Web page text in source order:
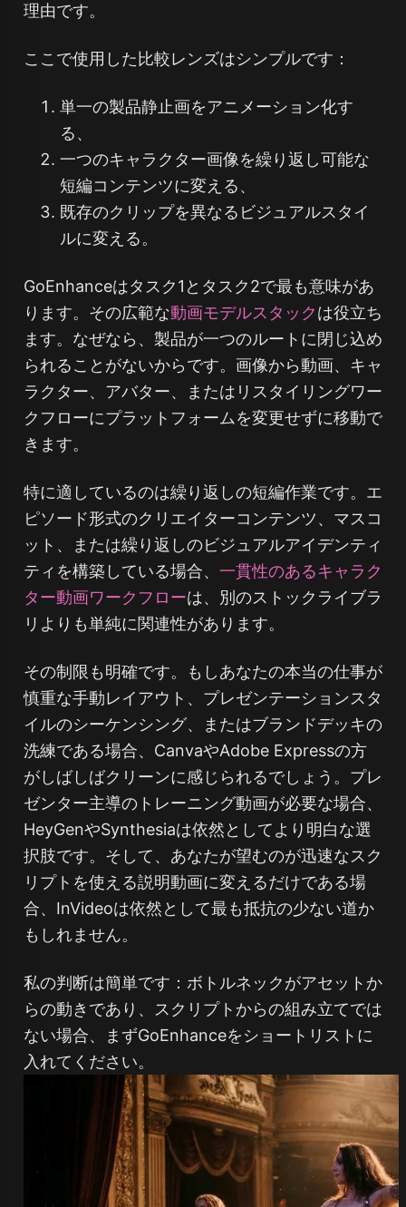
理由です。
ここで使用した比較レンズはシンプルです：
単一の製品静止画をアニメーション化す
る、
一つのキャラクター画像を繰り返し可能な
短編コンテンツに変える、
既存のクリップを異なるビジュアルスタイ
ルに変える。
GoEnhanceはタスク1とタスク2で最も意味があ
ります。その広範な動画モデルスタックは役立ち
ます。なぜなら、製品が一つのルートに閉じ込め
られることがないからです。画像から動画、キャ
ラクター、アバター、またはリスタイリングワー
クフローにプラットフォームを変更せずに移動で
きます。
特に適しているのは繰り返しの短編作業です。エ
ピソード形式のクリエイターコンテンツ、マスコ
ット、または繰り返しのビジュアルアイデンティ
ティを構築している場合、 一貫性のあるキャラク
ター動画ワークフローは、別のストックライブラ
リよりも単純に関連性があります。
その制限も明確です。もしあなたの本当の仕事が
慎重な手動レイアウト、プレゼンテーションスタ
イルのシーケンシング、またはブランドデッキの
洗練である場合、CanvaやAdobe Expressの方
がしばしばクリーンに感じられるでしょう。プレ
ゼンター主導のトレーニング動画が必要な場合、
HeyGenやSynthesiaは依然としてより明白な選
択肢です。そして、あなたが望むのが迅速なスク
リプトを使える説明動画に変えるだけである場
合、InVideoは依然として最も抵抗の少ない道か
もしれません。
私の判断は簡単です：ボトルネックがアセットか
らの動きであり、スクリプトからの組み立てでは
ない場合、まずGoEnhanceをショートリストに
入れてください。